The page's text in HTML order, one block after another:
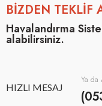
BİZDEN TEKLİF
Havalandırma
alabilirsiniz.
HIZLI MESAJ
Ya da